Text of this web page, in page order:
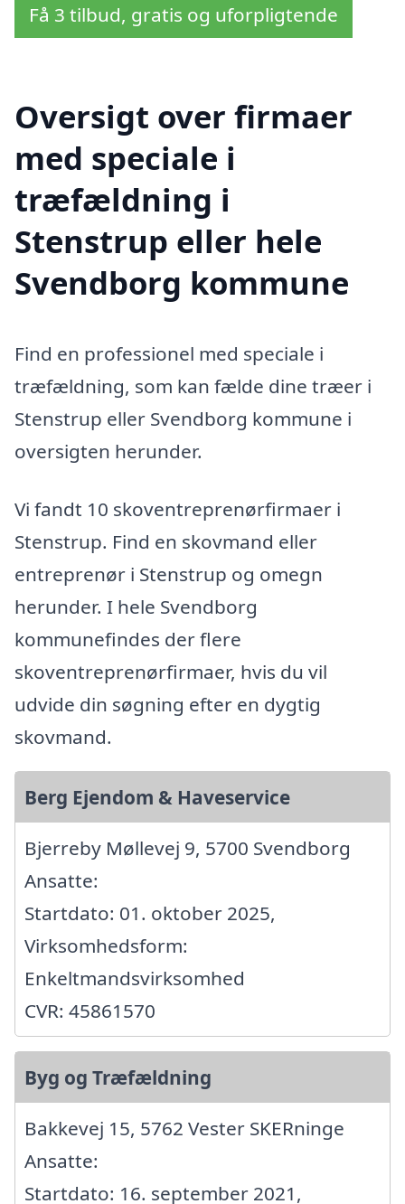
Få 3 tilbud, gratis og uforpligtende
Oversigt over firmaer
med speciale i
træfældning i
Stenstrup eller hele
Svendborg kommune
Find en professionel med speciale i
træfældning, som kan fælde dine træer i
Stenstrup eller Svendborg kommune i
oversigten herunder.
Vi fandt 10 skoventreprenørfirmaer i
Stenstrup. Find en skovmand eller
entreprenør i Stenstrup og omegn
herunder. I hele Svendborg
kommunefindes der flere
skoventreprenørfirmaer, hvis du vil
udvide din søgning efter en dygtig
skovmand.
Berg Ejendom & Haveservice
Bjerreby Møllevej 9, 5700 Svendborg
Ansatte:
Startdato: 01. oktober 2025,
Virksomhedsform:
Enkeltmandsvirksomhed
CVR: 45861570
Byg og Træfældning
Bakkevej 15, 5762 Vester SKERninge
Ansatte:
Startdato: 16. september 2021,